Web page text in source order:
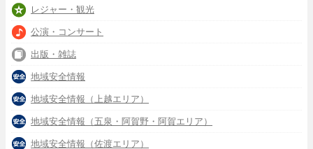
レジャー・観光
公演・コンサート
出版・雑誌
地域安全情報
地域安全情報（上越エリア）
地域安全情報（五泉・阿賀野・阿賀エリア）
地域安全情報（佐渡エリア）